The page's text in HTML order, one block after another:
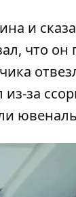
и
что он
за